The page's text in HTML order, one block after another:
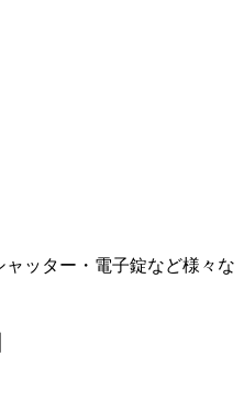
ッター・電子錠など様々な